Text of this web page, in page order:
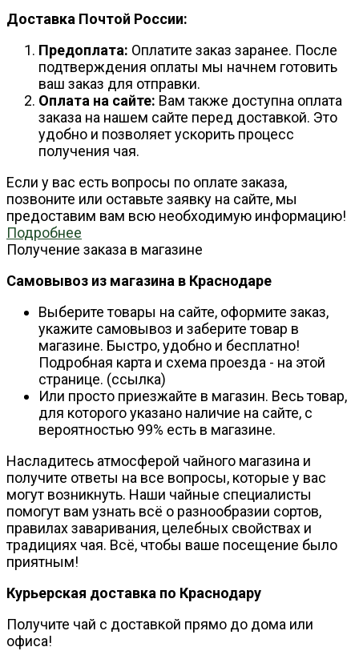
Доставка Почтой России:
Предоплата: Оплатите заказ заранее. После
подтверждения оплаты мы начнем готовить
ваш заказ для отправки.
Оплата на сайте: Вам также доступна оплата
заказа на нашем сайте перед доставкой. Это
удобно и позволяет ускорить процесс
получения чая.
Если у вас есть вопросы по оплате заказа,
позвоните или оставьте заявку на сайте, мы
предоставим вам всю необходимую информацию!
Подробнее
Получение заказа в магазине
Самовывоз из магазина в Краснодаре
Выберите товары на сайте, оформите заказ,
укажите самовывоз и заберите товар в
магазине. Быстро, удобно и бесплатно!
Подробная карта и схема проезда - на этой
странице. (ссылка)
Или просто приезжайте в магазин. Весь товар,
для которого указано наличие на сайте, с
вероятностью 99% есть в магазине.
Насладитесь атмосферой чайного магазина и
получите ответы на все вопросы, которые у вас
могут возникнуть. Наши чайные специалисты
помогут вам узнать всё о разнообразии сортов,
правилах заваривания, целебных свойствах и
традициях чая. Всё, чтобы ваше посещение было
приятным!
Курьерская доставка по Краснодару
Получите чай с доставкой прямо до дома или
офиса!